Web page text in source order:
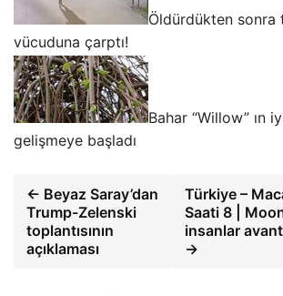
Öldürdükten
vücuduna çarptı!
Bahar “Willow” ın
gelişmeye başladı
← Beyaz Saray’dan
Trump-Zelenski
toplantısının
açıklaması
Türkiye –
Saati 8 | Moon
insanlar
→